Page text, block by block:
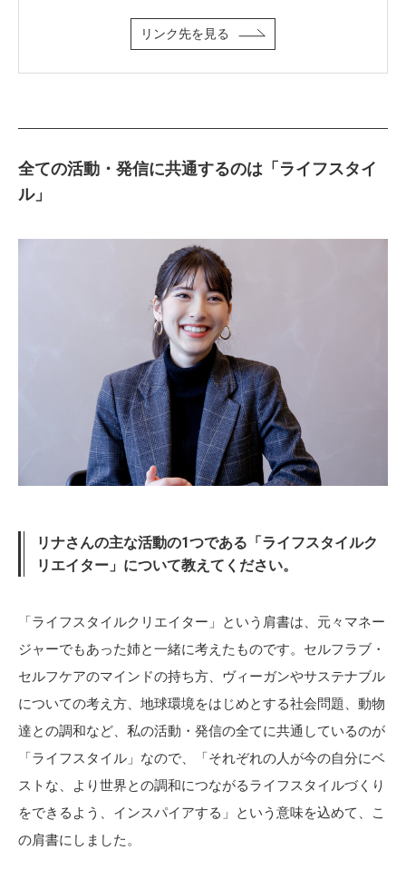
リンク先を見る
全ての活動・発信に共通するのは「ライフスタイ
ル」
リナさんの主な活動の1つである「ライフスタイルク
リエイター」について教えてください。
「ライフスタイルクリエイター」という肩書は、元々マネー
ジャーでもあった姉と一緒に考えたものです。セルフラブ・
セルフケアのマインドの持ち方、ヴィーガンやサステナブル
についての考え方、地球環境をはじめとする社会問題、動物
達との調和など、私の活動・発信の全てに共通しているのが
「ライフスタイル」なので、「それぞれの人が今の自分にベ
ストな、より世界との調和につながるライフスタイルづくり
をできるよう、インスパイアする」という意味を込めて、こ
の肩書にしました。